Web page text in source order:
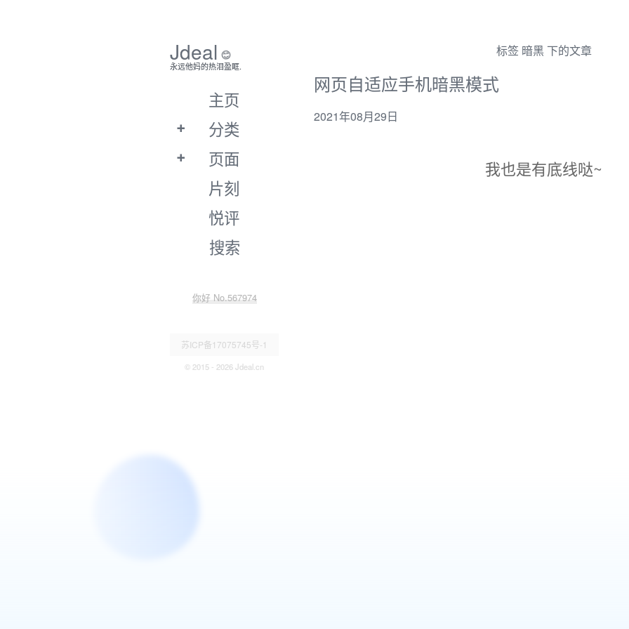
Jdeal 😊
永远他妈的热泪盈眶.
主页
分类
页面
片刻
悦评
搜索
你好 No.567974
苏ICP备17075745号-1
© 2015 - 2026 Jdeal.cn
标签 暗黑 下的文章
网页自适应手机暗黑模式
2021年08月29日
我也是有底线哒~